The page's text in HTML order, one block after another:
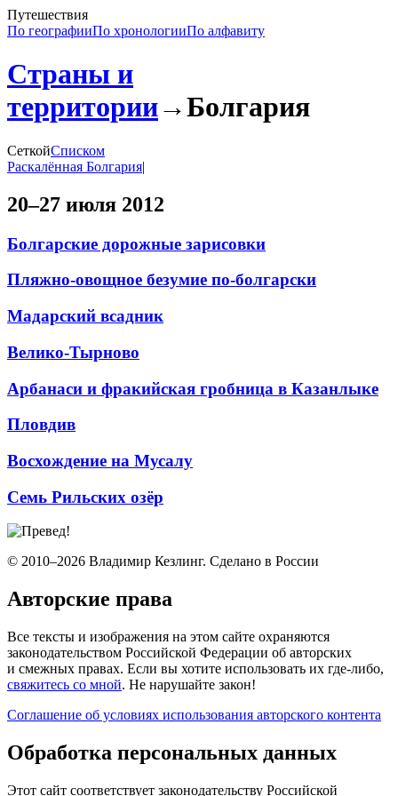
Путешествия
По географииПо хронологииПо алфавиту
Страны и
территории→Болгария
СеткойСписком
Раскалённая Болгария|
20–27 июля 2012
Болгарские дорожные зарисовки
Пляжно-овощное безумие по-болгарски
Мадарский всадник
Велико-Тырново
Арбанаси и фракийская гробница в Казанлыке
Пловдив
Восхождение на Мусалу
Семь Рильских озёр
© 2010–2026 Владимир Кезлинг. Сделано в России
Авторские права
Все тексты и изображения на этом сайте охраняются
законодательством Российской Федерации об авторских
и смежных правах. Если вы хотите использовать их где-либо,
свяжитесь со мной. Не нарушайте закон!
Соглашение об условиях использования авторского контента
Обработка персональных данных
Этот сайт соответствует законодательству Российской